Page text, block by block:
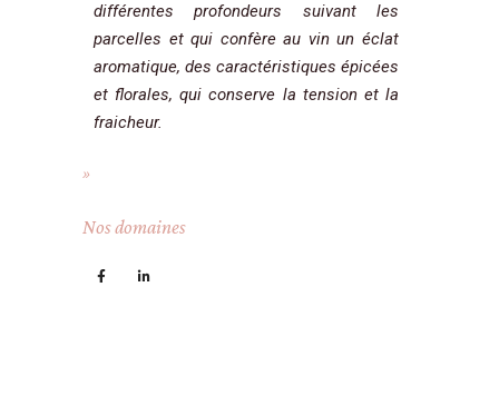
différentes profondeurs suivant les
parcelles et qui confère au vin un éclat
aromatique, des caractéristiques épicées
et florales, qui conserve la tension et la
fraicheur.
Nos domaines